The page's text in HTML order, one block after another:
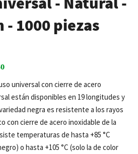
- 1000 piezas
universal con cierre de acero
están disponibles en 19 longitudes y
negra es resistente a los rayos
con cierre de acero inoxidable de la
temperaturas de hasta +85 °C
o hasta +105 °C (solo la de color